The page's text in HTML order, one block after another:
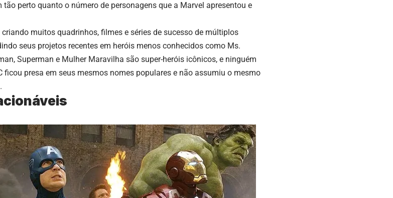
tão perto quanto o número de personagens que a Marvel apresentou e
muitos quadrinhos, filmes e séries de sucesso de múltiplos
seus projetos recentes em heróis menos conhecidos como Ms.
Superman e Mulher Maravilha são super-heróis icônicos, e ninguém
ficou presa em seus mesmos nomes populares e não assumiu o mesmo